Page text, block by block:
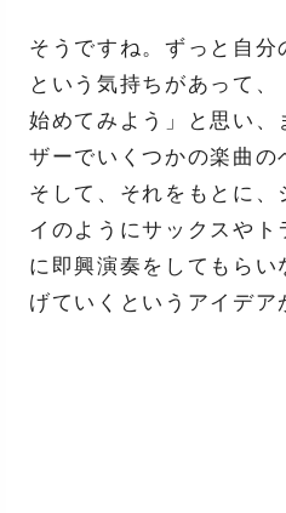
そうですね。ずっと自分
という気持ちがあって
始めてみよう」と思い、
ザーでいくつかの楽曲の
そして、それをもとに、
イのようにサックスやト
に即興演奏をしてもらい
げていくというアイデア